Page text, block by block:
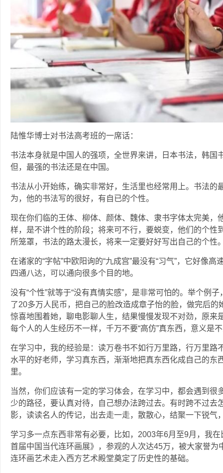
陆惟华博士对书法高考班的一席话：
书法本身就是中国人的强项，全世界来讲，日本书法，韩国
但，最强的书法还是在中国。
书法从小开始练，确实非常好，生活里也经常用上。书法的
为，他的书法写的很好，有自已的个性。
现在你们临的王体、柳体、颜体、魏体、隶书字体太完美，
样，是不讲个性的阶段；将来可不行，要蜕变，他们的个性
所笼罩，书法的路太漫长，将来一定要好好写出自己的个性
在诸家的“字帖”中欧阳询的“九成宫”最没有“习气”，它好像
四通八达，可以通向很多个目的地。
没有“个性”就等于“没有真情实感”，是非常可怕的。举个例
了20多万人民币，把自己的脸改造成章子怡的脸，做完后
惊喜地围着她，聊电影聊人生，结果慢慢发现不对劲，原来
每个人的人生经历不一样，千万不要“高仿”真东西，意义是
在学习中，我的经验是：读万卷书不如行万里路，行万里路
水平的好老师，学习真东西，渐渐地把真东西化成自己的东
里。
当然，你们应该有一定的学习体会，在学习中，都会遇到很
少的路径，要认真对待，自己想办法跨过去。有时跨不过去
影，读读名人的传记，出去走一走，散散心，结聚一下锐气
学习多一点东西非常有必要，比如，2003年6月至9月，我
首届中国当代连环画展》，参观的人次达45万，被大家誉
连环画艺术走入西方艺术殿堂奠定了历史性的基础。